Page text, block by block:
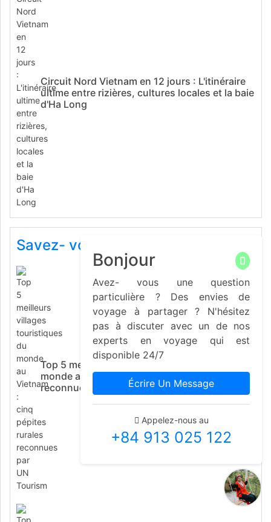
Circuit Nord Vietnam en 12 jours : L'itinéraire
ultime entre rizières, cultures locales et la baie
d'Ha Long
Savez- vous
Top 5 meilleurs villages touristiques du
monde au Vietnam : cinq pépites rurales
reconnues par UN Tourism
Bonjour
Avez- vous une question
particulière ? Des envies de
voyage à partager ? N'hésitez
pas à discuter avec un de nos
experts en voyage qui est
disponible 24/7
Écrire Un Message
Appelez-nous au
+84 913 025 122